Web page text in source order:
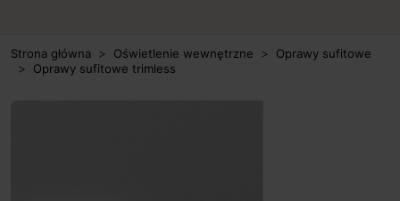
Strona główna Oświetlenie wewnętrzne
Oprawy sufitowe
Oprawy sufitowe trimless